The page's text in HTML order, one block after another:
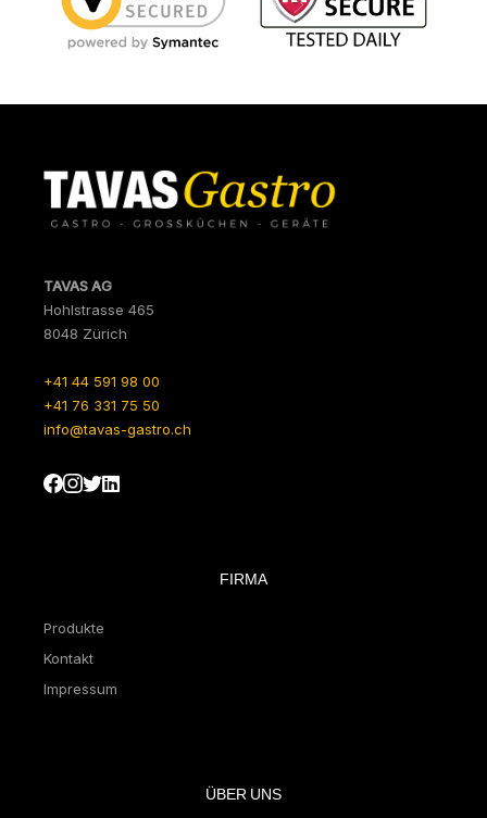
TAVAS AG
Hohlstrasse 465
8048 Zürich
+41 44 591 98 00
+41 76 331 75 50
info@tavas-gastro.ch
FIRMA
Produkte
Kontakt
Impressum
ÜBER UNS